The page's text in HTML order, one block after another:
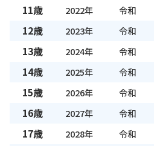
11歳 2022年 令和
12歳 2023年 令和
13歳 2024年 令和
14歳 2025年 令和
15歳 2026年 令和
16歳 2027年 令和
17歳 2028年 令和